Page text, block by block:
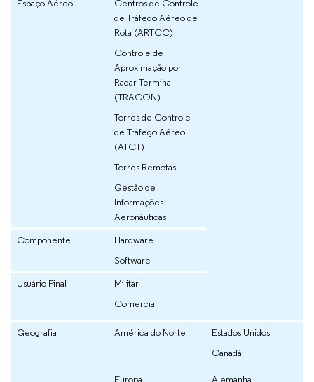
Espaço Aéreo
Centros de Controle
de Tráfego Aéreo de
Rota (ARTCC)
Controle de
Aproximação por
Radar Terminal
(TRACON)
Torres de Controle
de Tráfego Aéreo
(ATCT)
Torres Remotas
Gestão de
Informações
Aeronáuticas
Componente
Hardware
Software
Usuário Final
Militar
Comercial
Geografia América do Norte
Estados Unidos
Canadá
Europa
Alemanha